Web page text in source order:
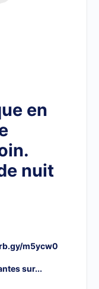
en
nuit
m5ycw0
sur...